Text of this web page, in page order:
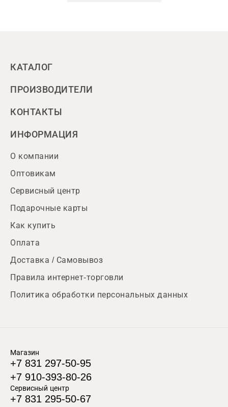
КАТАЛОГ
ПРОИЗВОДИТЕЛИ
КОНТАКТЫ
ИНФОРМАЦИЯ
О компании
Оптовикам
Сервисный центр
Подарочные карты
Как купить
Оплата
Доставка / Самовывоз
Правила интернет-торговли
Политика обработки персональных данных
Магазин
+7 831 297-50-95
+7 910-393-80-26
Сервисный центр
+7 831 295-50-67